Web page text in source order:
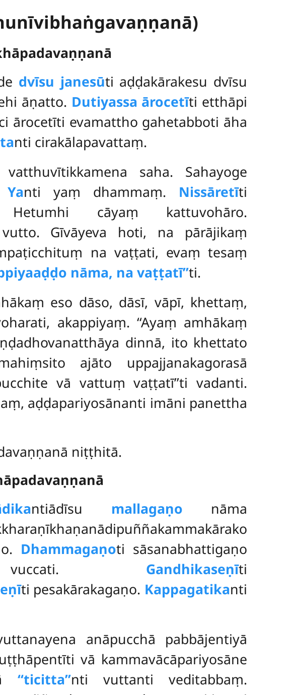
dvīsu janesūti aḍḍakārakesu dvīsu
āṇatto. Dutiyassa ārocetīti etthāpi
ārocetīti evamattho gahetabboti āha
nti cirakālapavattaṃ.
saha. Sahayoge
Yanti yaṃ dhammaṃ. Nissāretīti
Hetumhi cāyaṃ kattuvohāro.
Gīvāyeva hoti, na pārājikaṃ
na vaṭṭati, evaṃ tesaṃ
nāma, na vaṭṭatī’’ti.
eso dāso, dāsī, vāpī, khettaṃ,
akappiyaṃ. ‘‘Ayaṃ amhākaṃ
dinnā, ito khettato
ajāto uppajjanakagorasā
vā vattuṃ vaṭṭatī’’ti vadanti.
aḍḍapariyosānanti imāni panettha
niṭṭhitā.
ntiādīsu mallagaṇo nāma
Dhammagaṇoti sāsanabhattigaṇo
vuccati. Gandhikaseṇīti
ti pesakārakagaṇo. Kappagatikanti
anāpucchā pabbājentiyā
vā kammavācāpariyosāne
‘‘ticitta’’nti vuttanti veditabbaṃ.